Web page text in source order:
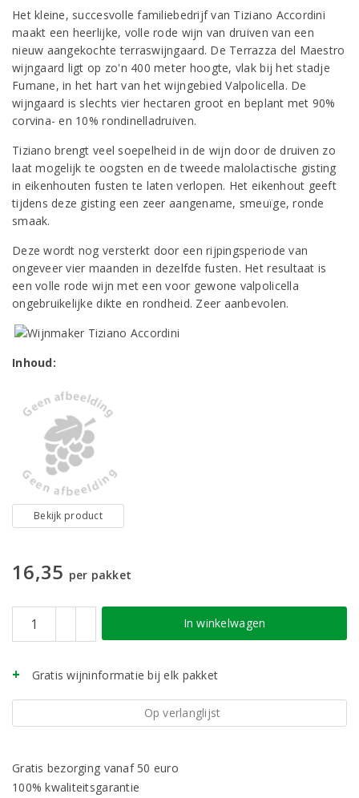
Het kleine, succesvolle familiebedrijf van Tiziano Accordini
maakt een heerlijke, volle rode wijn van druiven van een
nieuw aangekochte terraswijngaard. De Terrazza del Maestro
wijngaard ligt op zo'n 400 meter hoogte, vlak bij het stadje
Fumane, in het hart van het wijngebied Valpolicella. De
wijngaard is slechts vier hectaren groot en beplant met 90%
corvina- en 10% rondinelladruiven.
Tiziano brengt veel soepelheid in de wijn door de druiven zo
laat mogelijk te oogsten en de tweede malolactische gisting
in eikenhouten fusten te laten verlopen. Het eikenhout geeft
tijdens deze gisting een zeer aangename, smeuïge, ronde
smaak.
Deze wordt nog versterkt door een rijpingsperiode van
ongeveer vier maanden in dezelfde fusten. Het resultaat is
een volle rode wijn met een voor gewone valpolicella
ongebruikelijke dikte en rondheid. Zeer aanbevolen.
Inhoud:
Bekijk product
16,35 per pakket
In winkelwagen
Gratis wijninformatie bij elk pakket
Op verlanglijst
Gratis bezorging vanaf 50 euro
100% kwaliteitsgarantie